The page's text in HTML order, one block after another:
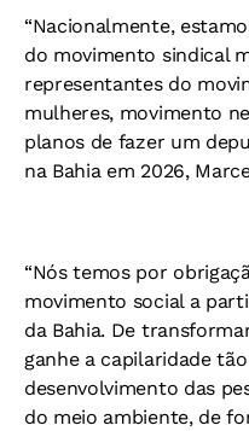
“Nacionalmente,
do movimento sindical
representantes do
mulheres, movimento
planos de fazer um
na Bahia em 2026,
“Nós temos por
movimento social a
da Bahia. De
ganhe a capilaridade
desenvolvimento das
do meio ambiente, de